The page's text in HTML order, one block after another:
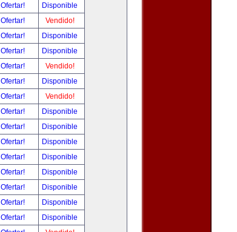
Ofertar!
Disponible
Ofertar!
Vendido!
Ofertar!
Disponible
Ofertar!
Disponible
Ofertar!
Vendido!
Ofertar!
Disponible
Ofertar!
Vendido!
Ofertar!
Disponible
Ofertar!
Disponible
Ofertar!
Disponible
Ofertar!
Disponible
Ofertar!
Disponible
Ofertar!
Disponible
Ofertar!
Disponible
Ofertar!
Disponible